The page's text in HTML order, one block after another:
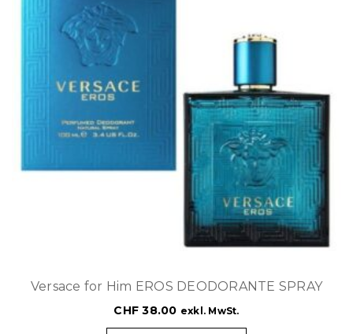
Versace for Him EROS DEODORANTE SPRAY
CHF 38.00 exkl. MwSt.